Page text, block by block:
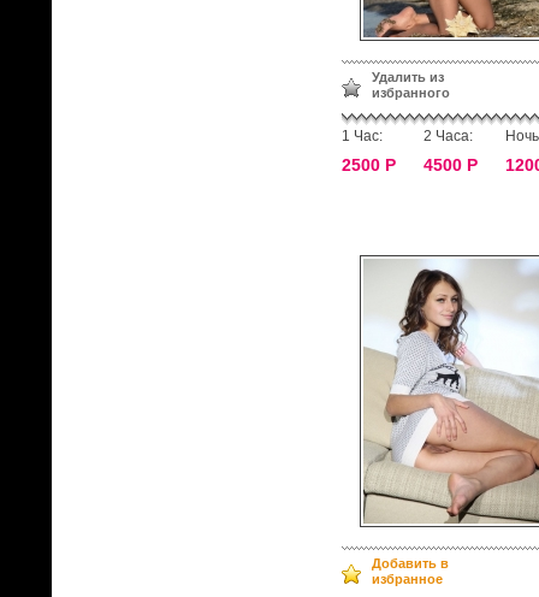
Удалить из
избранного
1 Час:
2500 Р
2 Часа:
4500 Р
Добавить в
избранное